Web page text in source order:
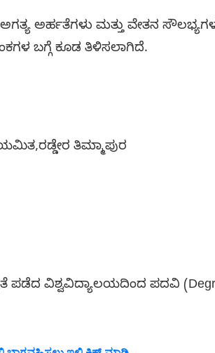
ಅರ್ಹತೆಗಳು ಮತ್ತು ವೇತನ ಸೌಲಭ್ಯಗಳ
ಬಗ್ಗೆ ಕೂಡ ತಿಳಿಸಲಾಗಿದೆ.
ತಿಮ್ಮಾಪುರ
ಪಡೆದ ವಿಶ್ವವಿದ್ಯಾಲಯದಿಂದ ಪದವಿ